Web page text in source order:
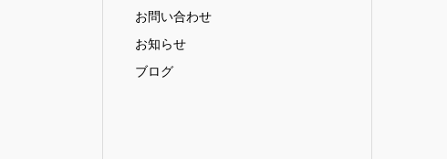
お問い合わせ
お知らせ
ブログ